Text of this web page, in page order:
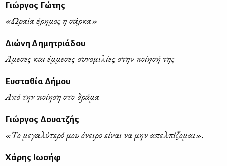
Γιώργος Γώτης
«Ωραία έρημος η σάρκα»
Διώνη Δημητριάδου
Άμεσες και έμμεσες συνομιλίες στην ποίησή της
Ευσταθία Δήμου
Από την ποίηση στο δράμα
Γιώργος Δουατζής
«Το μεγαλύτερό μου όνειρο είναι να μην απελπίζομαι».
Χάρης Ιωσήφ